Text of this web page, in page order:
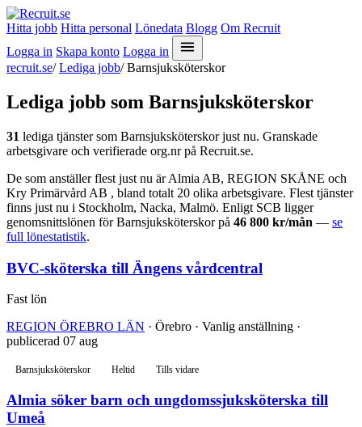
Hitta jobb Hitta personal Lönedata Blogg Om Recruit
Logga in Skapa konto Logga in
recruit.se/ Lediga jobb/ Barnsjuksköterskor
Lediga jobb som Barnsjuksköterskor
31 lediga tjänster som Barnsjuksköterskor just nu. Granskade
arbetsgivare och verifierade org.nr på Recruit.se.
De som anställer flest just nu är Almia AB, REGION SKÅNE och
Kry Primärvård AB , bland totalt 20 olika arbetsgivare. Flest tjänster
finns just nu i Stockholm, Nacka, Malmö. Enligt SCB ligger
genomsnittslönen för Barnsjuksköterskor på 46 800 kr/mån — se
full lönestatistik.
BVC-sköterska till Ängens vårdcentral
Fast lön
REGION ÖREBRO LÄN · Örebro · Vanlig anställning ·
publicerad 07 aug
Barnsjuksköterskor Heltid Tills vidare
Almia söker barn och ungdomssjuksköterska till
Umeå